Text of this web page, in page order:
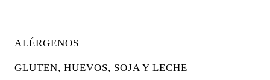
ALÉRGENOS
GLUTEN, HUEVOS, SOJA Y LECHE